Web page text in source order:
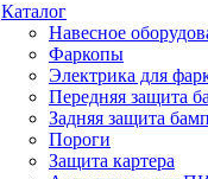
Каталог
Навесное
Фаркопы
Электрика для
Передняя защита
Задняя защита
Пороги
Защита картера